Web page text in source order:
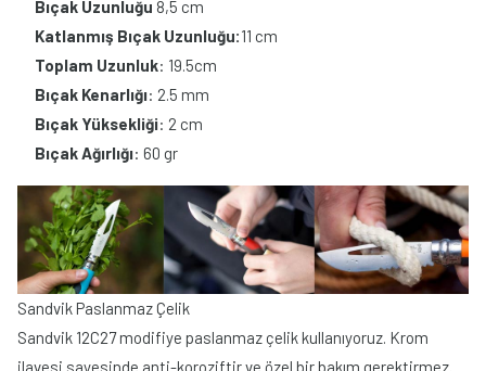
Bıçak Uzunluğu 8,5 cm
Katlanmış Bıçak Uzunluğu:11 cm
Toplam Uzunluk: 19.5cm
Bıçak Kenarlığı: 2.5 mm
Bıçak Yüksekliği: 2 cm
Bıçak Ağırlığı: 60 gr
Sandvik Paslanmaz Çelik
Sandvik 12C27 modifiye paslanmaz çelik kullanıyoruz. Krom
ilavesi sayesinde anti-koroziftir ve özel bir bakım gerektirmez.